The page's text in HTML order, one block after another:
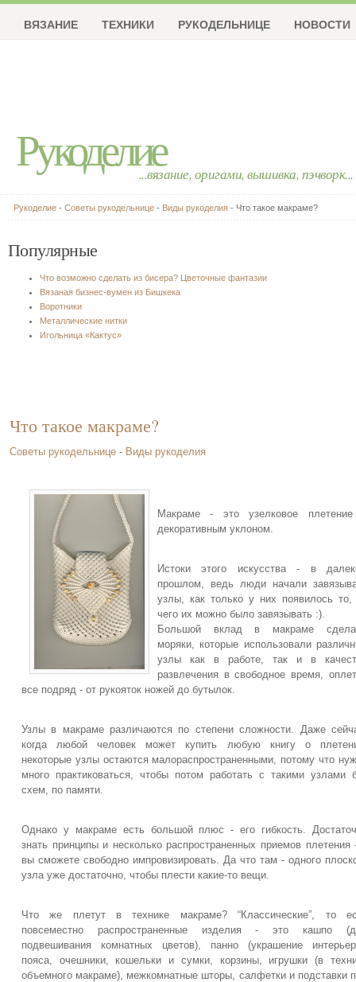
Рукоделие...вязание, оригами, вышивка, пэчворк...
ВЯЗАНИЕ ТЕХНИКИ РУКОДЕЛЬНИЦЕ НОВОСТИ
Рукоделие - Советы рукодельнице - Виды рукоделия - Что такое макраме?
Популярные
Что возможно сделать из бисера? Цветочные фантазии
Вязаная бизнес-вумен из Бишкека
Воротники
Металлические нитки
Игольница «Кактус»
Что такое макраме?
Советы рукодельнице - Виды рукоделия
Макраме - это узелковое
декоративным уклоном.
Истоки этого искусства - в
прошлом, ведь люди начали
узлы, как только у них появилось то,
чего их можно было завязывать :).
Большой вклад в макраме
моряки, которые использовали
узлы как в работе, так и в
развлечения в свободное время,
все подряд - от рукояток ножей до бутылок.
Узлы в макраме различаются по степени сложности. Даже
когда любой человек может купить любую книгу о
некоторые узлы остаются малораспространенными, потому что
много практиковаться, чтобы потом работать с такими узлами
схем, по памяти.
Однако у макраме есть большой плюс - его гибкость.
знать принципы и несколько распространенных приемов плетения
вы сможете свободно импровизировать. Да что там - одного
узла уже достаточно, чтобы плести какие-то вещи.
Что же плетут в технике макраме? “Классические”, то
повсеместно распространенные изделия - это кашпо
подвешивания комнатных цветов), панно (украшение
пояса, очешники, кошельки и сумки, корзины, игрушки (в
объемного макраме), межкомнатные шторы, салфетки и подставки